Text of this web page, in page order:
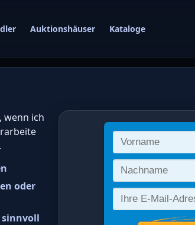
Auktionshäuser Kataloge
wenn ich
oder
sinnvoll